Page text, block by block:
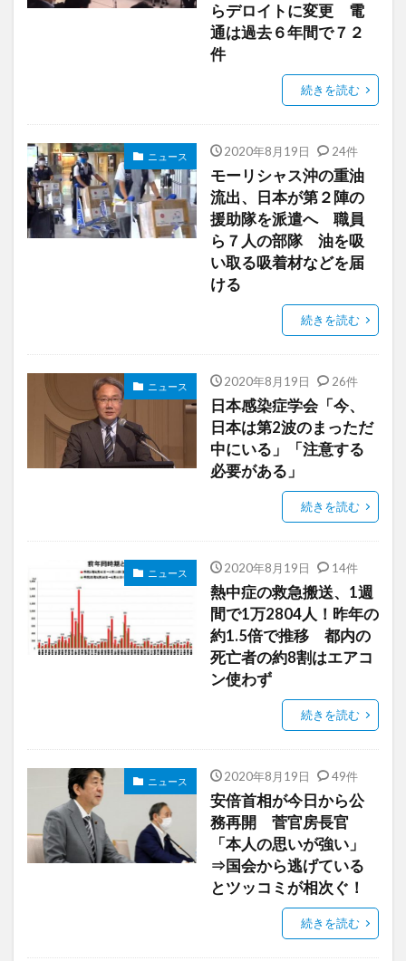
らデロイトに変更 電
通は過去６年間で７２
件
続きを読む
ニュース 2020年8月19日 24件
モーリシャス沖の重油
流出、日本が第２陣の
援助隊を派遣へ 職員
ら７人の部隊 油を吸
い取る吸着材などを届
ける
続きを読む
ニュース 2020年8月19日 26件
日本感染症学会「今、
日本は第2波のまっただ
中にいる」「注意する
必要がある」
続きを読む
ニュース 2020年8月19日 14件
熱中症の救急搬送、1週
間で1万2804人！昨年の
約1.5倍で推移 都内の
死亡者の約8割はエアコ
ン使わず
続きを読む
ニュース 2020年8月19日 49件
安倍首相が今日から公
務再開 菅官房長官
「本人の思いが強い」
⇒国会から逃げている
とツッコミが相次ぐ！
続きを読む